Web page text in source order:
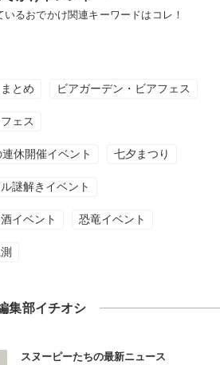
るおでかけ関連キーワードはコレ！
とめ ビアガーデン・ビアフェス
ェス
休開催イベント 七夕まつり
謎解きイベント
イベント 恐竜イベント
集部イチオシ
スヌーピーたちの最新ニュース